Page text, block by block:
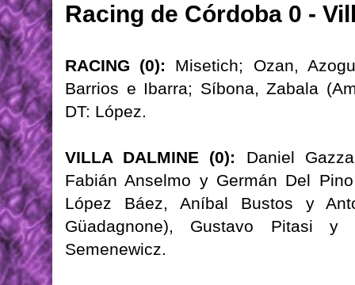
Racing de Córdoba 0 -
RACING (0): Misetich; Ozan,
Barrios e Ibarra; Síbona, Zabala
DT: López.
VILLA DALMINE (0):
Daniel
Fabián Anselmo y Germán Del
López Báez, Aníbal Bustos y
Güadagnone), Gustavo Pitasi y
Semenewicz.